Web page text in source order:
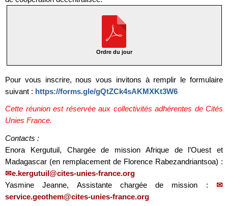
Ordre du jour
Pour vous inscrire, nous vous invitons à remplir le formulaire
suivant : https://forms.gle/gQtZCk4sAKMXKt3W6
Cette réunion est réservée aux collectivités adhérentes de Cités
Unies France.
Contacts :
Enora Kergutuil, Chargée de mission Afrique de l’Ouest et
Madagascar (en remplacement de Florence Rabezandriantsoa) :
e.kergutuil@cites-unies-france.org
Yasmine Jeanne, Assistante chargée de mission :
service.geothem@cites-unies-france.org